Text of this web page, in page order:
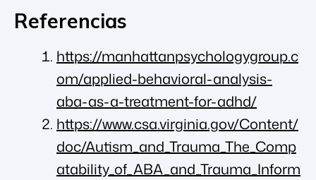
Referencias
https://manhattanpsychologygroup.c
om/applied-behavioral-analysis-
aba-as-a-treatment-for-adhd/
https://www.csa.virginia.gov/Content/
doc/Autism_and_Trauma_The_Comp
atability_of_ABA_and_Trauma_Inform